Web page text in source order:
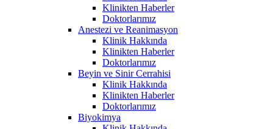
Klinikten Haberler
Doktorlarımız
Anestezi ve Reanimasyon
Klinik Hakkında
Klinikten Haberler
Doktorlarımız
Beyin ve Sinir Cerrahisi
Klinik Hakkında
Klinikten Haberler
Doktorlarımız
Biyokimya